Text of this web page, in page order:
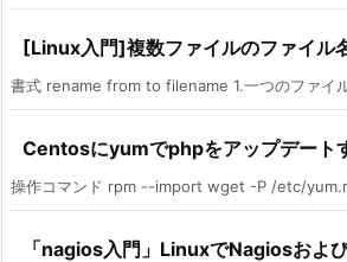
[Linux入門]複数ファイルのファイル
書式 rename from to filename 1.一つのファイ
Centosにyumでphpをアップデート
操作コマンド rpm --import wget -P /etc/
「nagios入門」LinuxでNagiosおよ